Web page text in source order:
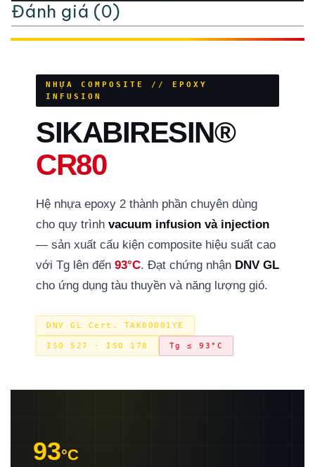
Đánh giá (0)
NHỰA COMPOSITE // EPOXY
INFUSION
SIKABIRESIN®
CR80
Hệ nhựa epoxy 2 thành phần chuyên dùng
cho quy trình vacuum infusion và injection
— sản xuất cấu kiện composite hiệu suất cao
với Tg lên đến 93°C. Đạt chứng nhận DNV GL
cho ứng dụng tàu thuyền và năng lượng gió.
DNV GL Cert. TAK00001YE
ISO 527 · ISO 178 Tg ≤ 93°C
93°C